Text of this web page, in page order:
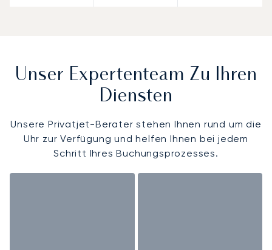
Unser Expertenteam Zu Ihren
Diensten
Unsere Privatjet-Berater stehen Ihnen rund um die
Uhr zur Verfügung und helfen Ihnen bei jedem
Schritt Ihres Buchungsprozesses.